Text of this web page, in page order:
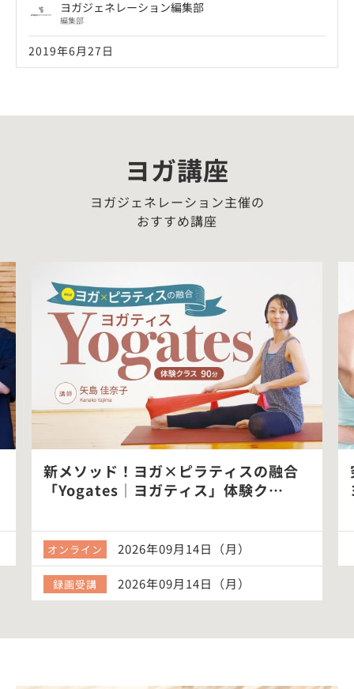
ヨガジェネレーション編集部
編集部
2019年6月27日
ヨガ講座
ヨガジェネレーション主催の
おすすめ講座
ティスの融合
」体験ク…
日（月）
日（月）
究極の肩甲骨はがしメソッ
ヨガ90分クラス